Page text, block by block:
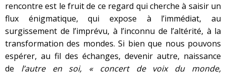
rencontre est le fruit de ce regard qui cherche à saisir un
flux énigmatique, qui expose à l’immédiat, au
surgissement de l’imprévu, à l’inconnu de l’altérité, à la
transformation des mondes. Si bien que nous pouvons
espérer, au fil des échanges, devenir autre, naissance
de l’autre en soi, « concert de voix du monde,